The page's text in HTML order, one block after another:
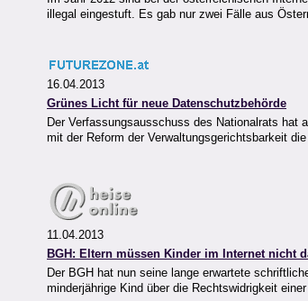
illegal eingestuft. Es gab nur zwei Fälle aus
16.04.2013
Grünes Licht für neue Datenschutzbehörde
Der Verfassungsausschuss des Nationalrats hat
mit der Reform der Verwaltungsgerichtsbarkeit
11.04.2013
BGH: Eltern müssen Kinder im Internet nicht
Der BGH hat nun seine lange erwartete
minderjährige Kind über die Rechtswidrigkeit